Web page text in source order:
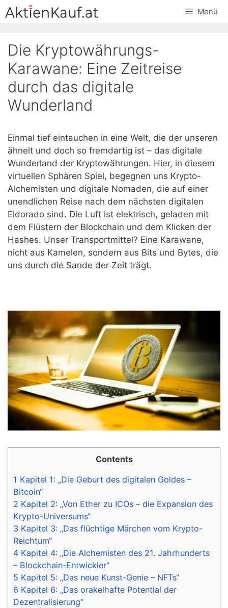
Skip
to
Menü
Die Kryptowährungs-
Karawane: Eine Zeitreise
durch das digitale
Wunderland
Einmal tief eintauchen in eine Welt, die der unseren
ähnelt und doch so fremdartig ist – das digitale
Wunderland der Kryptowährungen. Hier, in diesem
virtuellen Sphären Spiel, begegnen uns Krypto-
Alchemisten und digitale Nomaden, die auf einer
unendlichen Reise nach dem nächsten digitalen
Eldorado sind. Die Luft ist elektrisch, geladen mit
dem Flüstern der Blockchain und dem Klicken der
Hashes. Unser Transportmittel? Eine Karawane,
nicht aus Kamelen, sondern aus Bits und Bytes, die
uns durch die Sande der Zeit trägt.
Contents
1 Kapitel 1: „Die Geburt des digitalen Goldes –
Bitcoin“
2 Kapitel 2: „Von Ether zu ICOs – die Expansion des
Krypto-Universums“
3 Kapitel 3: „Das flüchtige Märchen vom Krypto-
Reichtum“
4 Kapitel 4: „Die Alchemisten des 21. Jahrhunderts
– Blockchain-Entwickler“
5 Kapitel 5: „Das neue Kunst-Genie – NFTs“
6 Kapitel 6: „Das orakelhafte Potential der
Dezentralisierung“